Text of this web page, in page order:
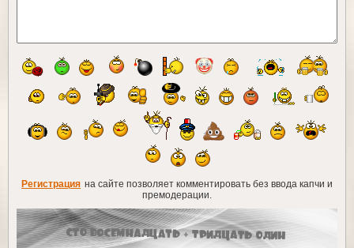
Регистрация на сайте позволяет комментировать без ввода капчи и
премодерации.